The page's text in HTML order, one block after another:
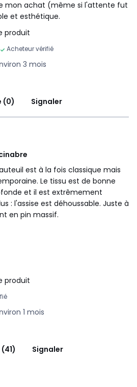
mon achat (même si l'attente fut
et esthétique.
produit
Acheteur vérifié
3 mois
(0) Signaler
est à la fois classique mais
Le tissu est de bonne
et il est extrêmement
: l'assise est déhoussable. Juste à
en pin massif.
produit
1 mois
Signaler